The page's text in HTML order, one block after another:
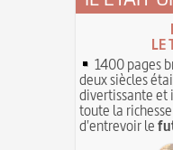
LE
1400 pages
deux siècles
divertissante et
toute la
d'entrevoir le